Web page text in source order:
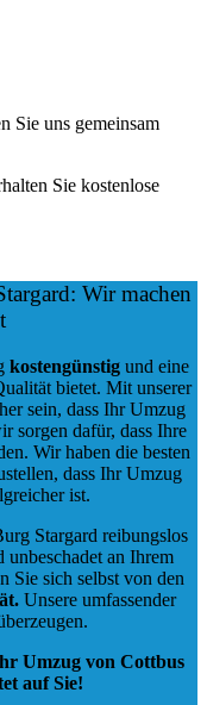
Sie uns gemeinsam
Sie kostenlose
Wir machen
kostengünstigund eine
bietet. Mit unserer
sein, dass Ihr Umzug
sorgen dafür, dass Ihre
Wir haben die besten
dass Ihr Umzug
ist.
Stargard reibungslos
unbeschadet an Ihrem
Sie sich selbst von den
.Unsere umfassender
Umzug von Cottbus
auf Sie!